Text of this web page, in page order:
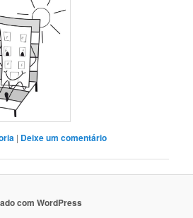
| Deixe um comentário
com WordPress